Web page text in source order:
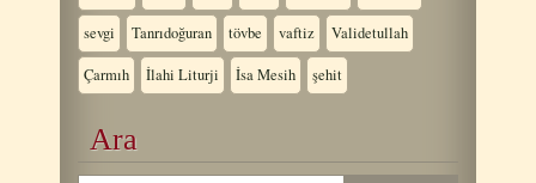
sevgi Tanrıdoğuran tövbe vaftiz Validetullah
Çarmıh İlahi Liturji İsa Mesih şehit
Ara